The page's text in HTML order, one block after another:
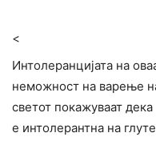
<
Интолеранцијата на
неможност на варење
светот покажуваат
е интолерантна на